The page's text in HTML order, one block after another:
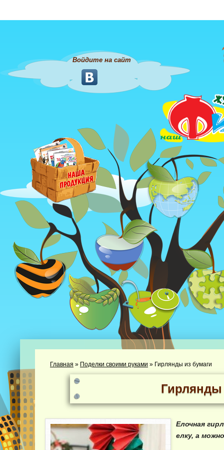
Войдите на сайт
Главная » Поделки своими руками » Гирлянды из бумаги
Гирлянды
Елочная
елку, а